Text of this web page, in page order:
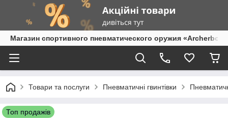
Магазин спортивного пневматического оружия
Товари та послуги Пневматичні гвинтівки
Топ продажів